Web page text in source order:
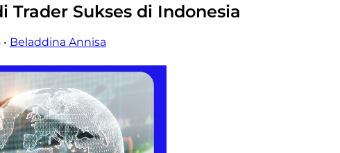
Trader Sukses di Indonesia
• Beladdina Annisa